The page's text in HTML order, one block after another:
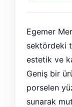
Egemer
sektördeki
estetik ve
Geniş bir
porselen
sunarak